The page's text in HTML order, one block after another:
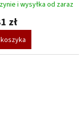
- niebieski
i wysyłka od zaraz
zł